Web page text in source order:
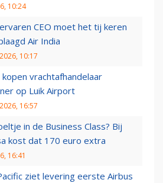
10:24
CEO moet het tij keren
Air India
10:17
kopen vrachtafhandelaar
op Luik Airport
16:57
in de Business Class? Bij
kost dat 170 euro extra
16:41
ziet levering eerste Airbus